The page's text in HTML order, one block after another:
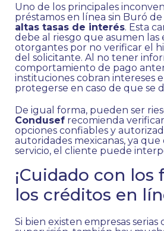
Uno de los principales
préstamos en línea sin Buró
altas tasas de interés. Esta
debe al riesgo que asumen las
otorgantes por no verificar el
del solicitante. Al no tener
comportamiento de pago
instituciones cobran intereses
protegerse en caso de que se
De igual forma, pueden ser
Condusef recomienda
opciones confiables y
autoridades mexicanas, ya que
servicio, el cliente puede
¡Cuidado con los
los créditos en
Si bien existen empresas